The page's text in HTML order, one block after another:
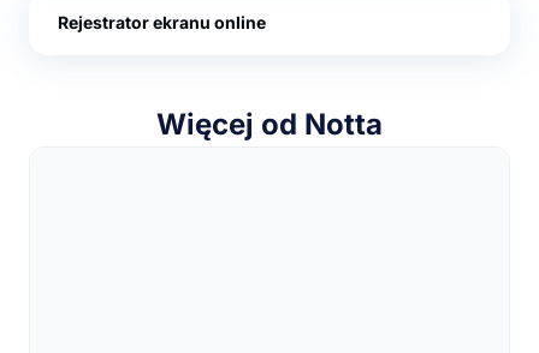
Rejestrator ekranu online
Więcej od Notta